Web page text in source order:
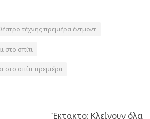
τέχνης πρεμιέρα έντμοντ
στο σπίτι
στο σπίτι πρεμιέρα
Έκτακτο: Κλείνουν όλα